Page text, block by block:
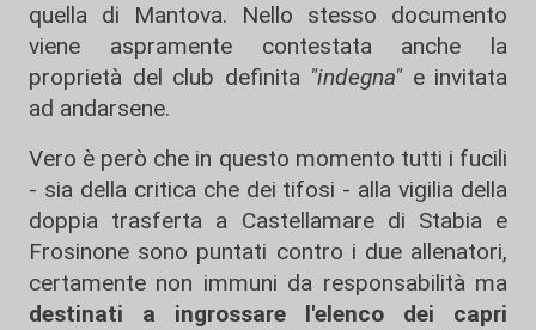
quella di Mantova. Nello stesso documento
viene aspramente contestata anche la
proprietà del club definita "indegna"e invitata
ad andarsene.
Vero è però che in questo momento tutti i fucili
- sia della critica che dei tifosi - alla vigilia della
doppia trasferta a Castellamare di Stabia e
Frosinone sono puntati contro i due allenatori,
certamente non immuni da responsabilità ma
destinati a ingrossare l'elenco dei capri